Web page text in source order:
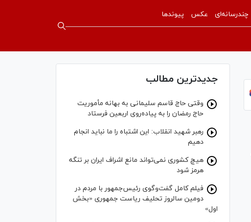
چندرسانه‌ای عکس پیوندها
جدیدترین مطالب
وقتی حاج قاسم سلیمانی به بهانه مأموریت
حاج رمضان را به پیاده‌روی اربعین فرستاد
رهبر شهید انقلاب: این اشتباه را ما نباید انجام
دهیم
هیچ کشوری نمی‌تواند مانع اشراف ایران بر تنگه
هرمز شود
فیلم کامل گفت‌وگوی رئیس‌جمهور با مردم در
دومین سالروز تحلیف ریاست جمهوری «بخش
اول»